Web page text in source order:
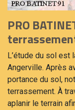
PRO
L’étude du sol est
Angerville. Après
portance du sol,
terrassement. À
aplanir le terrain